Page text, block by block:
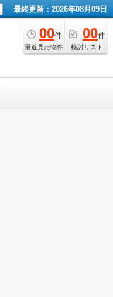
最終更新：2026年08月09日
00件
最近見た物件
00件
検討リスト